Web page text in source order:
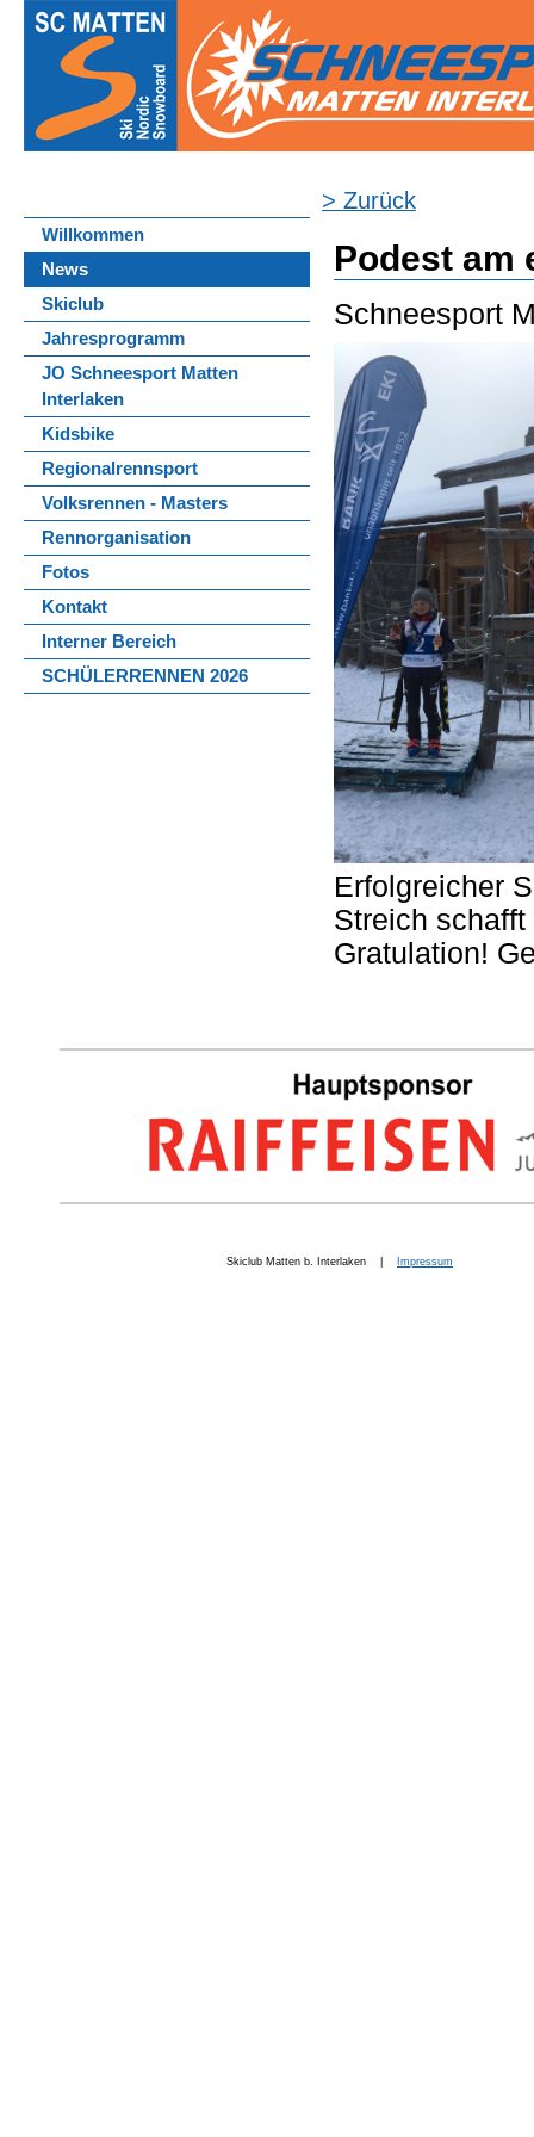
Willkommen
News
Skiclub
Jahresprogramm
JO Schneesport Matten
Interlaken
Kidsbike
Regionalrennsport
Volksrennen - Masters
Rennorganisation
Fotos
Kontakt
Interner Bereich
SCHÜLERRENNEN 2026
> Zurück
Podest am
Schneesport
Erfolgreicher
Streich
Gratulation!
Skiclub Matten b. Interlaken | Impressum